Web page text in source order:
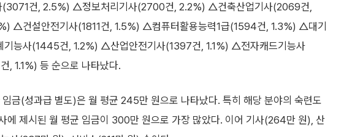
건, 2.5%) △정보처리기사(2700건, 2.2%) △건축산업기사(2069건,
△건설안전기사(1811건, 1.5%) △컴퓨터활용능력1급(1594건, 1.3%) △대기
능사(1445건, 1.2%) △산업안전기사(1397건, 1.1%) △전자캐드기능사
, 1.1%) 등 순으로 나타났다.
금(성과급 별도)은 월 평균 245만 원으로 나타났다. 특히 해당 분야의 숙련도
에 제시된 월 평균 임금이 300만 원으로 가장 많았다. 이어 기사(264만 원), 산